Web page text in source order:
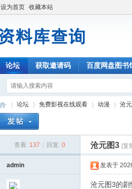
设为首页 收藏本站
论坛 获取邀请码 百度网盘图书
论坛
›
免费影视在线观看 动漫
›
沧
查看: 137 回复: 0 沧元图3 [复
admin 发表于
沧元图3的剧